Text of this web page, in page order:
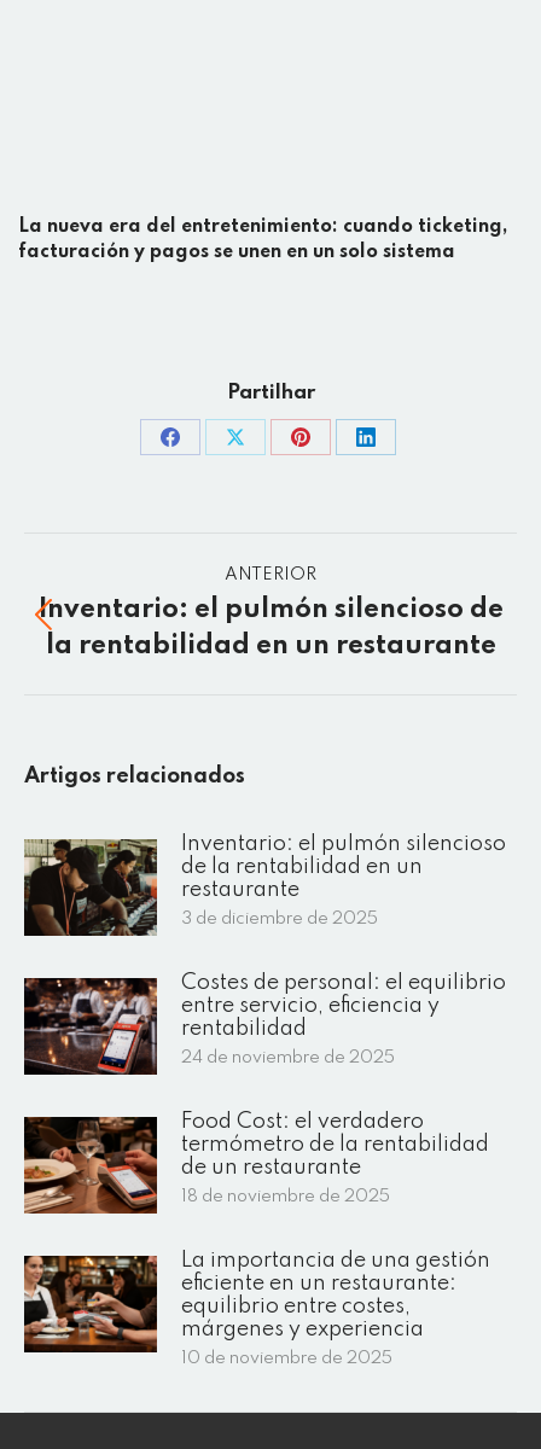
La nueva era del entretenimiento: cuando ticketing,
facturación y pagos se unen en un solo sistema
Partilhar
ANTERIOR
Inventario: el pulmón silencioso de
la rentabilidad en un restaurante
Artigos relacionados
Inventario: el pulmón silencioso
de la rentabilidad en un
restaurante
3 de diciembre de 2025
Costes de personal: el equilibrio
entre servicio, eficiencia y
rentabilidad
24 de noviembre de 2025
Food Cost: el verdadero
termómetro de la rentabilidad
de un restaurante
18 de noviembre de 2025
La importancia de una gestión
eficiente en un restaurante:
equilibrio entre costes,
márgenes y experiencia
10 de noviembre de 2025